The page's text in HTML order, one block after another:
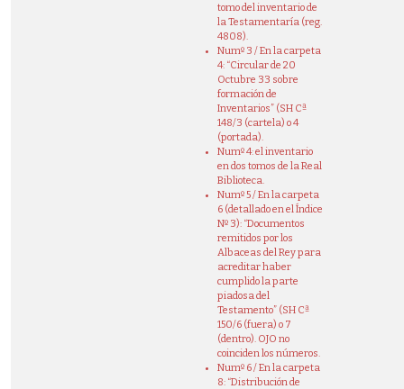
tomo del inventario de
la Testamentaría (reg.
4808).
Numº 3 / En la carpeta
4: “Circular de 20
Octubre 33 sobre
formación de
Inventarios” (SH Cª
148/3 (cartela) o 4
(portada).
Numº 4: el inventario
en dos tomos de la Real
Biblioteca.
Numº 5 / En la carpeta
6 (detallado en el Índice
Nº 3): “Documentos
remitidos por los
Albaceas del Rey para
acreditar haber
cumplido la parte
piadosa del
Testamento” (SH Cª
150/6 (fuera) o 7
(dentro). OJO no
coinciden los números.
Numº 6 / En la carpeta
8: “Distribución de